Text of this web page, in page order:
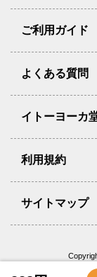
ご利用ガイド
よくある質問
イトーヨーカ
利用規約
サイトマップ